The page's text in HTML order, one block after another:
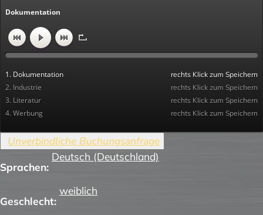
Dokumentation
1. Dokumentation rechts Klick zum Speichern
2. Industrie rechts Klick zum Speichern
3. Literatur rechts Klick zum Speichern
4. Werbung rechts Klick zum Speichern
Sprachen:
Deutsch (Deutschland)
Geschlecht:
weiblich